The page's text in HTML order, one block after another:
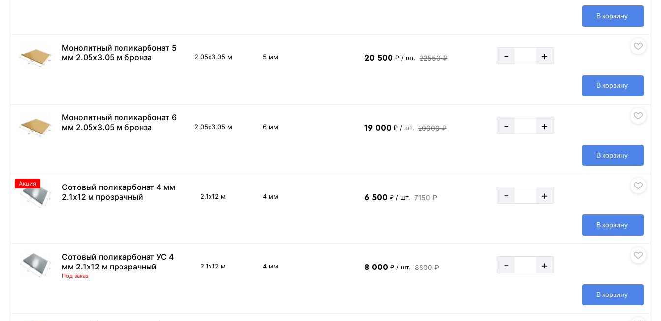
В корзину
Монолитный поликарбонат 5
мм 2.05х3.05 м бронза
2.05х3.05 м 5 мм 20 500 ₽ / шт. 22550 ₽ - +
В корзину
Монолитный поликарбонат 6
мм 2.05х3.05 м бронза
2.05х3.05 м 6 мм 19 000 ₽ / шт. 20900 ₽ - +
В корзину
Сотовый поликарбонат 4 мм
2.1х12 м прозрачный
Акция
2.1х12 м 4 мм 6 500 ₽ / шт. 7150 ₽ - +
В корзину
Сотовый поликарбонат УС 4
мм 2.1х12 м прозрачный
Под заказ
2.1х12 м 4 мм 8 000 ₽ / шт. 8800 ₽ - +
В корзину